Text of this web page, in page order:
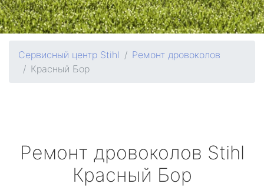
Сервисный центр Stihl
Ремонт дровоколов
Красный Бор
Ремонт дровоколов Stihl
Красный Бор